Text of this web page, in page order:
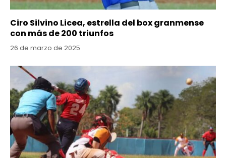
Ciro Silvino Licea, estrella del box granmense
con más de 200 triunfos
26 de marzo de 2025